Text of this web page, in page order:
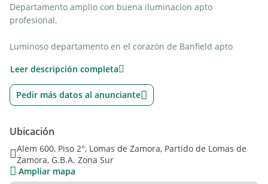
Departamento amplio con buena iluminacion apto
profesional.
Luminoso departamento en el corazón de Banfield apto
Descubre este encantador departamento de 76 m² cubiertos,
ubicado en el
zonas más
codiciadas de Banfield.
Características principales:
- Distribución : 3 ambientes perfectamente diseñados para tu
Leer descripción completa
Pedir más datos al anunciante
Ubicación
Alem 600, Piso 2°, Lomas de Zamora, Partido de Lomas de
Zamora, G.B.A. Zona Sur
Ampliar mapa